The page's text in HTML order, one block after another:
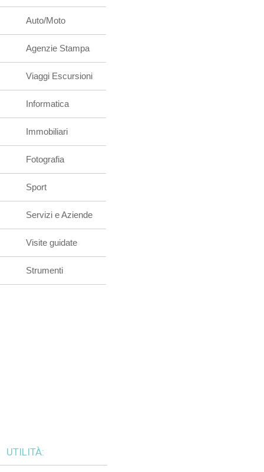
Auto/Moto
Agenzie Stampa
Viaggi Escursioni
Informatica
Immobiliari
Fotografia
Sport
Servizi e Aziende
Visite guidate
Strumenti
UTILITÀ: